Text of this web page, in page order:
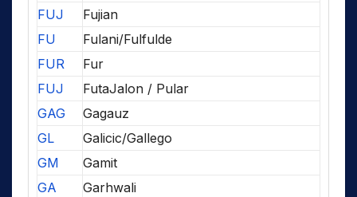
FUJ
Fujian
FU
Fulani/Fulfulde
FUR
Fur
FUJ
FutaJalon / Pular
GAG
Gagauz
GL
Galicic/Gallego
GM
Gamit
GA
Garhwali